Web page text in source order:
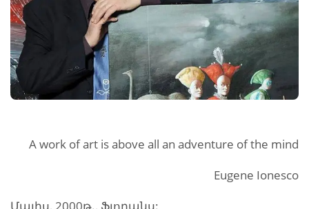
A work of art is above all an adventure of the mind
Eugene Ionesco
Մայիս, 2000թ., Ֆլորանս: